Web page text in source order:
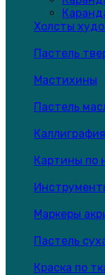
Холсты
Пастель
Мастихины
Пастель
Каллиграфия
Картины по
Маркеры
Пастель
Краска по